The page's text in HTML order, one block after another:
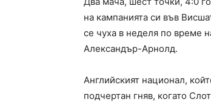
на кампанията си във
се чуха в неделя по време
Александър-Арнолд.
Английският национал,
подчертан гняв, когато